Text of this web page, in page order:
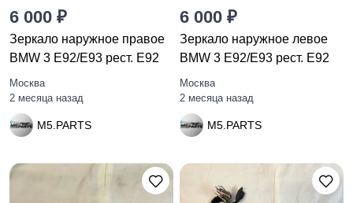
6 000 ₽
Зеркало наружное правое
BMW 3 E92/E93 рест. E92
Москва
2 месяца назад
M5.PARTS
6 000 ₽
Зеркало наружное левое
BMW 3 E92/E93 рест. E92
Москва
2 месяца назад
M5.PARTS